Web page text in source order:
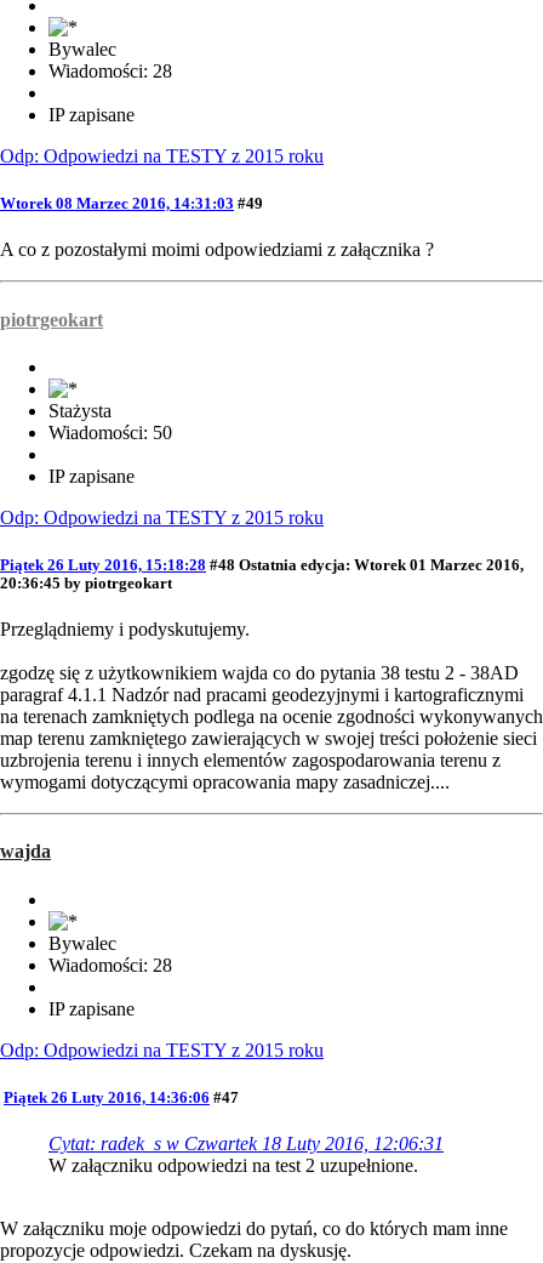
Bywalec
Wiadomości: 28
IP zapisane
Odp: Odpowiedzi na TESTY z 2015 roku
Wtorek 08 Marzec 2016, 14:31:03 #49
A co z pozostałymi moimi odpowiedziami z załącznika ?
piotrgeokart
Stażysta
Wiadomości: 50
IP zapisane
Odp: Odpowiedzi na TESTY z 2015 roku
Piątek 26 Luty 2016, 15:18:28 #48 Ostatnia edycja: Wtorek 01 Marzec 2016,
20:36:45 by piotrgeokart
Przeglądniemy i podyskutujemy.
zgodzę się z użytkownikiem wajda co do pytania 38 testu 2 - 38AD
paragraf 4.1.1 Nadzór nad pracami geodezyjnymi i kartograficznymi
na terenach zamkniętych podlega na ocenie zgodności wykonywanych
map terenu zamkniętego zawierających w swojej treści położenie sieci
uzbrojenia terenu i innych elementów zagospodarowania terenu z
wymogami dotyczącymi opracowania mapy zasadniczej....
wajda
Bywalec
Wiadomości: 28
IP zapisane
Odp: Odpowiedzi na TESTY z 2015 roku
Piątek 26 Luty 2016, 14:36:06 #47
Cytat: radek_s w Czwartek 18 Luty 2016, 12:06:31
W załączniku odpowiedzi na test 2 uzupełnione.
W załączniku moje odpowiedzi do pytań, co do których mam inne
propozycje odpowiedzi. Czekam na dyskusję.